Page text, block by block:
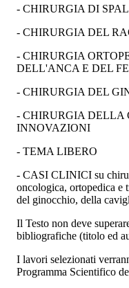
- CHIRURGIA DI
- CHIRURGIA DEL
- CHIRURGIA
DELL'ANCA E DEL
- CHIRURGIA DEL
- CHIRURGIA DELLA
INNOVAZIONI
- TEMA LIBERO
- CASI CLINICI su
oncologica, ortopedica e
del ginocchio, della
Il Testo non deve
bibliografiche (titolo ed
I lavori selezionati
Programma Scientifico